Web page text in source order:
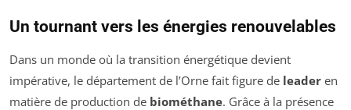
Un tournant vers les énergies renouvelables
Dans un monde où la transition énergétique devient
impérative, le département de l’Orne fait figure de leader en
matière de production de biométhane. Grâce à la présence